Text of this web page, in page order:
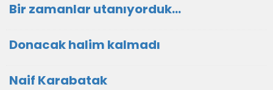
Bir zamanlar utanıyorduk…
Donacak halim kalmadı
Naif Karabatak